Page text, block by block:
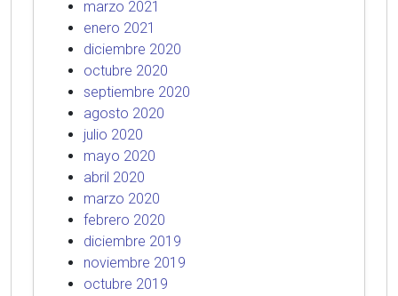
marzo 2021
enero 2021
diciembre 2020
octubre 2020
septiembre 2020
agosto 2020
julio 2020
mayo 2020
abril 2020
marzo 2020
febrero 2020
diciembre 2019
noviembre 2019
octubre 2019